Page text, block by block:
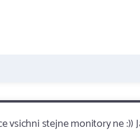
vsichni stejne monitory ne :))